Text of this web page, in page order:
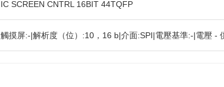
IC SCREEN CNTRL 16BIT 44TQFP
觸摸屏:-|解析度（位）:10，16 b|介面:SPI|電壓基準:-|電壓 -